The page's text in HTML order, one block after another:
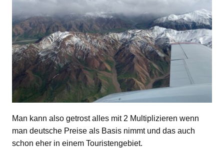
Man kann also getrost alles mit 2 Multiplizieren wenn
man deutsche Preise als Basis nimmt und das auch
schon eher in einem Touristengebiet.